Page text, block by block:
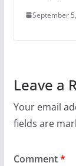
September
Leave a
Your email
fields are
Comment*